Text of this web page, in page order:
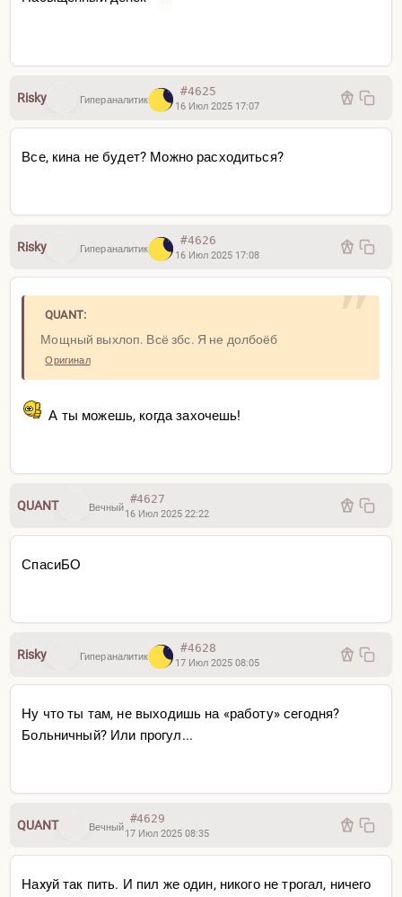
Risky Гипераналитик
#4625
16 Июл 2025 17:07
Все, кина не будет? Можно расходиться?
Risky Гипераналитик
#4626
16 Июл 2025 17:08
QUANT:
Мощный выхлоп. Всё збс. Я не долбоёб
Оригинал
А ты можешь, когда захочешь!
QUANT Вечный
#4627
16 Июл 2025 22:22
СпасиБО
Risky Гипераналитик
#4628
17 Июл 2025 08:05
Ну что ты там, не выходишь на «работу» сегодня?
Больничный? Или прогул...
QUANT Вечный
#4629
17 Июл 2025 08:35
Наxyй так пить. И пил же один, никого не трогал, ничего